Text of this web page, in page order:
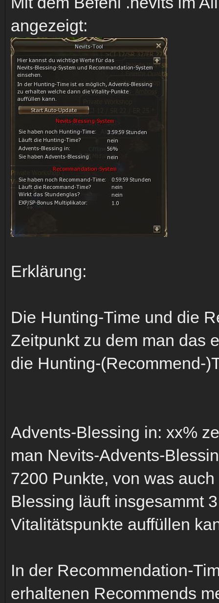
angezeigt:
Erklärung:
Die Hunting-Time und die
Zeitpunkt zu dem man das
die Hunting-(Recommend-
Advents-Blessing in: xx%
man Nevits-Advents-
7200 Punkte, von was
Blessing läuft insgesammt
Vitalitätspunkte auffüllen
In der Recommendation-
erhaltenen Recommends